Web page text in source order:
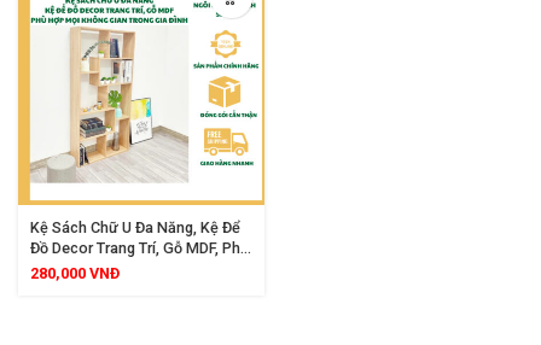
Kệ Sách Chữ U Đa Năng, Kệ Để
Đồ Decor Trang Trí, Gỗ MDF, Phù
Hợp Mọi Không Gian Trong Gia
280,000 VNĐ